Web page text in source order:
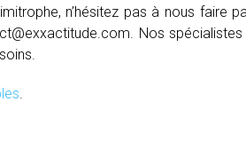
n’hésitez pas à nous faire
Nos
.